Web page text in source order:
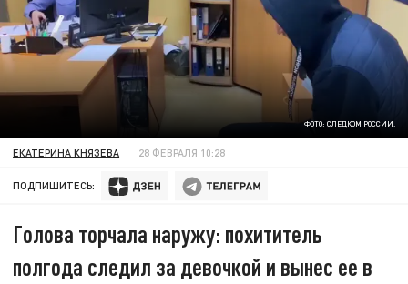
ФОТО: СЛЕДКОМ РОССИИ.
ЕКАТЕРИНА КНЯЗЕВА 28 ФЕВРАЛЯ 10:28
ПОДПИШИТЕСЬ:
Голова торчала наружу: похититель
полгода следил за девочкой и вынес ее в